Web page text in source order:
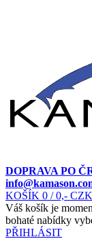
DOPRAVA PO
KOŠÍK 0 / 0,- CZK
Váš košík je
bohaté nabídky
PŘIHLÁSIT